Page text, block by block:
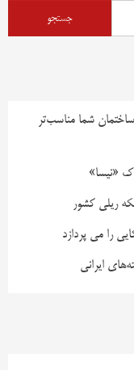
ساختمان شما مناسب‌تر
«نیسا»
ریلی کشور
را می پردازد
ایرانی